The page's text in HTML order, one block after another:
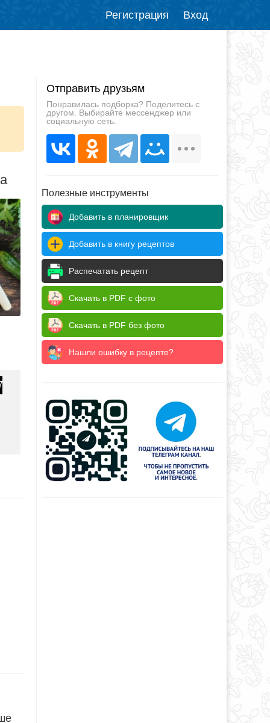
Регистрация Вход
Отправить друзьям
Понравилась подборка? Поделитесь с
другом. Выбирайте мессенджер или
социальную сеть.
Полезные инструменты
Добавить в планировщик
Добавить в книгу рецептов
Распечатать рецепт
Скачать в PDF с фото
Скачать в PDF без фото
Нашли ошибку в рецепте?